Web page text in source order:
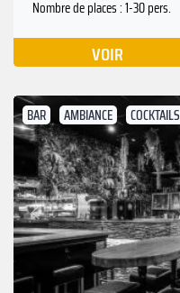
Nombre de places : 1-30 pers.
VOIR
BAR AMBIANCE COCKTAILS
Précédent